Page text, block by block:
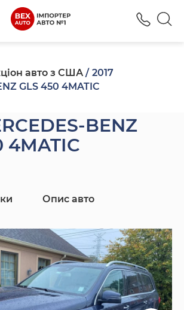
авто з США
2017
GLS 450 4MATIC
BENZ
4MATIC
Опис авто